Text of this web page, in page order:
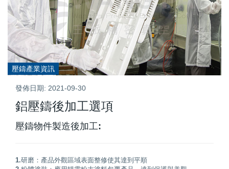
壓鑄產業資訊
發佈日期: 2021-09-30
鋁壓鑄後加工選項
壓鑄物件製造後加工:
1.研磨： 產品外觀區域表面整修使其達到平順